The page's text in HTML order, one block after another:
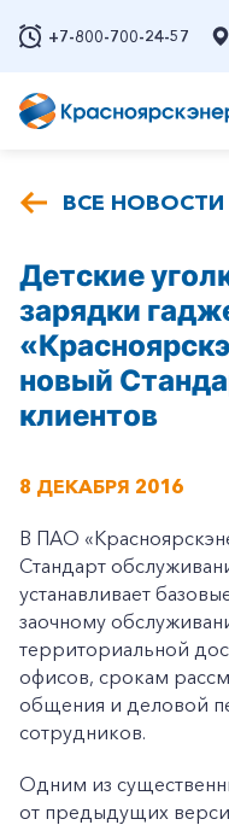
+7-800-700-24-57
ВСЕ НОВОСТИ
Детские
зарядки
новый
клиентов
8 ДЕКАБРЯ 2016
В ПАО
Стандарт
устанавливает
заочному
территориальной
офисов, срокам
общения и деловой
сотрудников.
Одним из
от предыдущих